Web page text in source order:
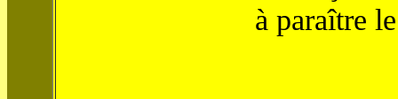
à paraître